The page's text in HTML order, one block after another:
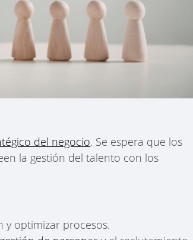
del negocio. Se espera que los
la gestión del talento con los
y optimizar procesos.